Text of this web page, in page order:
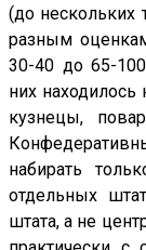
(до
разным
30-40 до 65-
них находилось
кузнецы,
набирать
отдельных
штата, а не